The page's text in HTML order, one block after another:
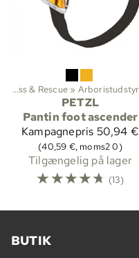
Arborist, Rope Access & Rescue ‪» Arboristudstyr
PETZL
Pantin foot ascender
Kampagnepris 50,94 €
(40,59 €, moms2 0)
Tilgængelig på lager
☆☆☆☆☆ (13)
BUTIK